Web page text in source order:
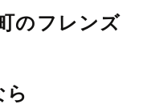
のフレンズ
ら